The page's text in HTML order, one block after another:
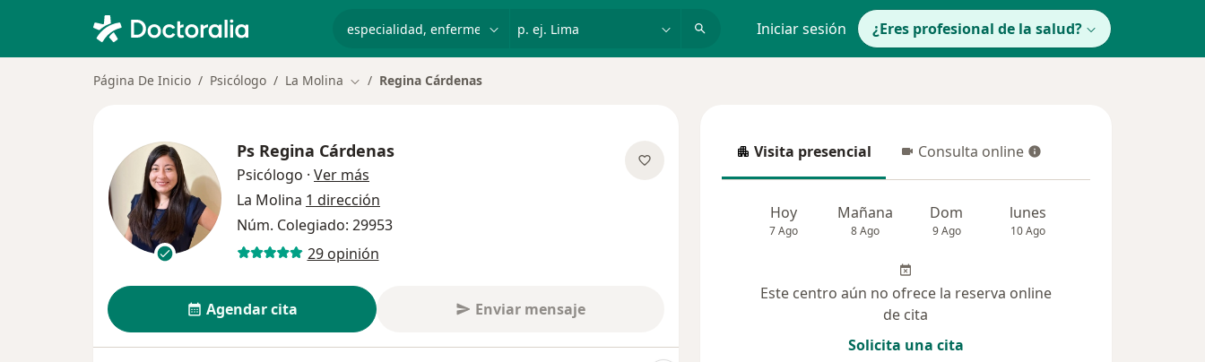
Iniciar sesión ¿Eres profesional de la salud?
Página De Inicio Psicólogo La Molina Cambiar de ciudad
Regina Cárdenas
Ps Regina Cárdenas
Psicólogo · Ver más
La Molina 1 dirección
Núm. Colegiado: 29953
29 opinión
Agendar cita Enviar mensaje
Visita presencial
Visita presencial Consulta online
Consulta online
Hoy
7 Ago
Mañana
8 Ago
Dom
9 Ago
lunes
10 Ago
Este centro aún no ofrece la reserva online
de cita
Solicita una cita